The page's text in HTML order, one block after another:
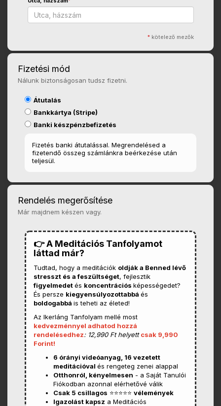
* kötelező mezők
Fizetési mód
Nálunk biztonságosan tudsz fizetni.
Átutalás
Bankkártya (Stripe)
Banki készpénzbefizetés
Fizetés banki átutalással. Megrendelésed a
fizetendő összeg számlánkra beérkezése után
teljesül.
Rendelés megerősítése
Már majdnem készen vagy.
👉 A Meditációs Tanfolyamot
láttad már?
Tudtad, hogy a meditációk oldják a Benned lévő
stresszt és a feszültséget, fejlesztik
figyelmedetés koncentrációsképességedet?
És persze kiegyensúlyozottabbáés
boldogabbáis teheti az életed!
Az Ikerláng Tanfolyam mellé most
kedvezménnyel adhatod hozzá
rendelésedhez: 12,990 Ft helyettcsak 9,990
Forint!
6 órányi videóanyag, 16 vezetett
meditációvalés rengeteg zenei alappal
Otthonról, kényelmesen - a Saját Tanulói
Fiókodban azonnal elérhetővé válik
Csak 5 csillagos ⭐⭐⭐⭐⭐vélemények
Igazolást kapsz a Meditációs